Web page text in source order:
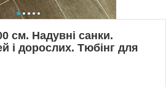
см. Надувні санки.
і дорослих. Тюбінг для